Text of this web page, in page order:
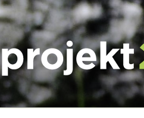
Das ökologische